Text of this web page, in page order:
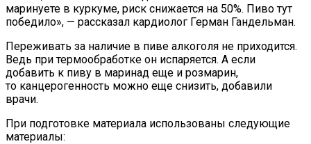
маринуете в куркуме, риск снижается на 50%. Пиво тут
победило», — рассказал кардиолог Герман Гандельман.
Переживать за наличие в пиве алкоголя не приходится.
Ведь при термообработке он испаряется. А если
добавить к пиву в маринад еще и розмарин,
то канцерогенность можно еще снизить, добавили
врачи.
При подготовке материала использованы следующие
материалы: